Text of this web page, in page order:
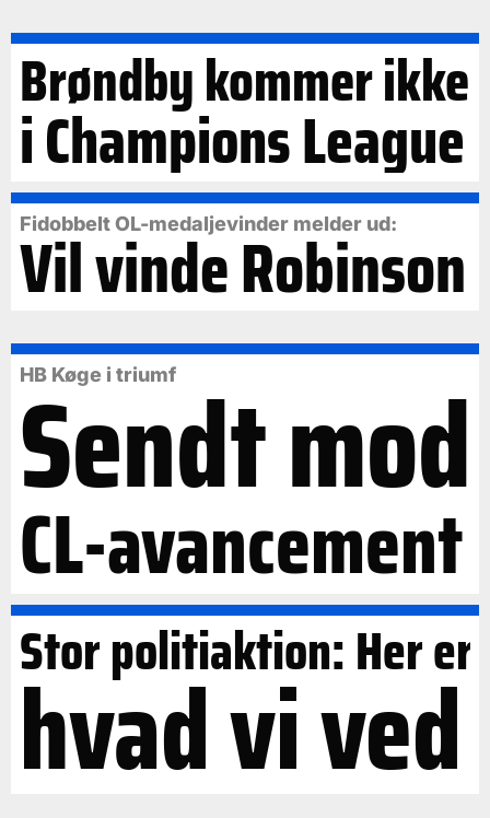
Brøndby kommer ikke
i Champions League
Fidobbelt OL-medaljevinder melder ud:
Vil vinde Robinson
HB Køge i triumf
Sendt mod
CL-avancement
Stor politiaktion: Her er
hvad vi ved